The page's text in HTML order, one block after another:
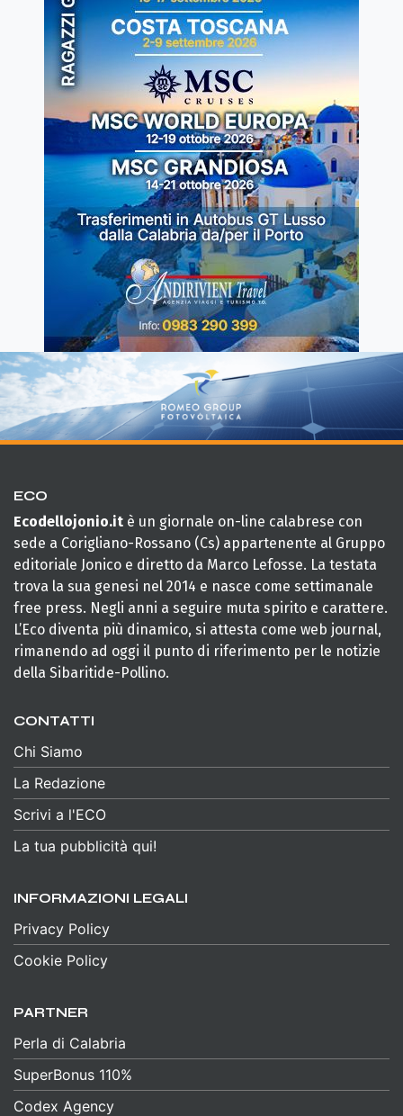
ECO
Ecodellojonio.it è un giornale on-line calabrese con
sede a Corigliano-Rossano (Cs) appartenente al Gruppo
editoriale Jonico e diretto da Marco Lefosse. La testata
trova la sua genesi nel 2014 e nasce come settimanale
free press. Negli anni a seguire muta spirito e carattere.
L’Eco diventa più dinamico, si attesta come web journal,
rimanendo ad oggi il punto di riferimento per le notizie
della Sibaritide-Pollino.
CONTATTI
Chi Siamo
La Redazione
Scrivi a l'ECO
La tua pubblicità qui!
INFORMAZIONI LEGALI
Privacy Policy
Cookie Policy
PARTNER
Perla di Calabria
SuperBonus 110%
Codex Agency